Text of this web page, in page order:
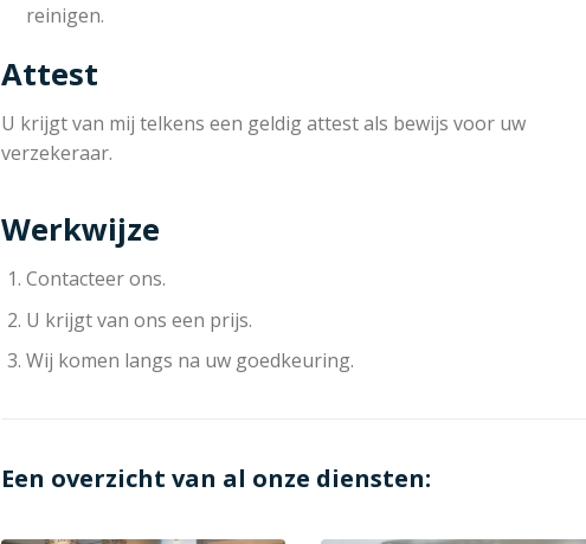
reinigen.
Attest
U krijgt van mij telkens een geldig attest als bewijs voor uw
verzekeraar.
Werkwijze
Contacteer ons.
U krijgt van ons een prijs.
Wij komen langs na uw goedkeuring.
Een overzicht van al onze diensten: